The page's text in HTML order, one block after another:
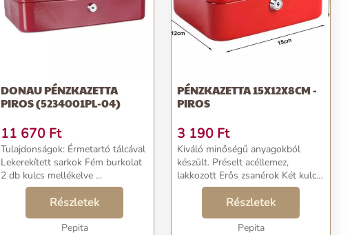
DONAU PÉNZKAZETTA
PIROS (5234001PL-04)
11 670 Ft
Tulajdonságok: Érmetartó tálcával
Lekerekített sarkok Fém burkolat
2 db kulcs mellékelve ...
Részletek
Pepita
PÉNZKAZETTA 15X12X8CM -
PIROS
3 190 Ft
Kiváló minőségű anyagokból
készült. Préselt acéllemez,
lakkozott Erős zsanérok Két kulcs
jár hozzá Kényelmes hordozó
fogantyú Kivehető bélés
rekeszekkel 6 rekeszes Méretek:
15cm x 12cm x 8cm Piros szí...
Részletek
Pepita